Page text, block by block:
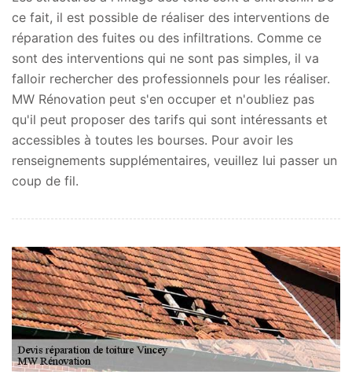
ce fait, il est possible de réaliser des interventions de
réparation des fuites ou des infiltrations. Comme ce
sont des interventions qui ne sont pas simples, il va
falloir rechercher des professionnels pour les réaliser.
MW Rénovation peut s'en occuper et n'oubliez pas
qu'il peut proposer des tarifs qui sont intéressants et
accessibles à toutes les bourses. Pour avoir les
renseignements supplémentaires, veuillez lui passer un
coup de fil.